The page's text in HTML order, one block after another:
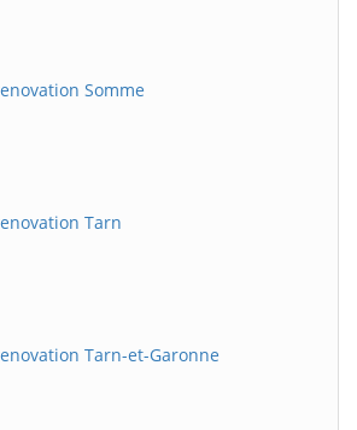
Somme
Tarn
Tarn-et-Garonne